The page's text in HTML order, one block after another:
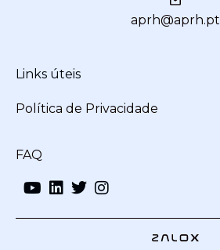
aprh@aprh.pt
Links úteis
Política de Privacidade
FAQ